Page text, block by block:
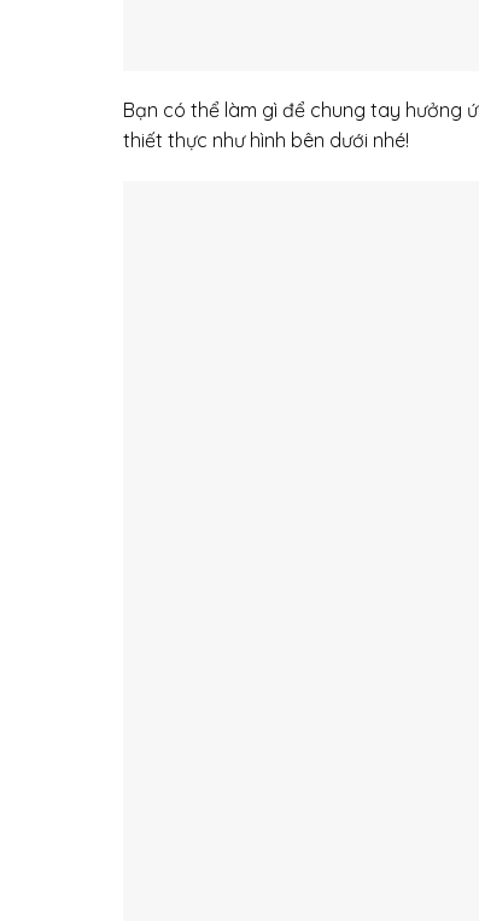
Bạn có thể làm gì để chung tay hưởng
thiết thực như hình bên dưới nhé!